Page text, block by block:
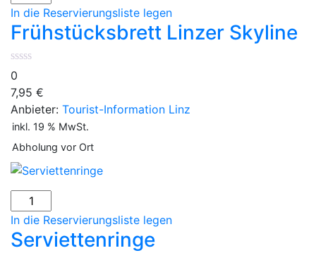
Linzer
Skyline
Menge
In die Reservierungsliste legen
Frühstücksbrett Linzer Skyline
0
7,95 €
Anbieter: Tourist-Information Linz
inkl. 19 % MwSt.
Abholung vor Ort
Serviettenringe
Menge
In die Reservierungsliste legen
Serviettenringe